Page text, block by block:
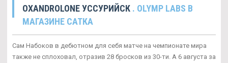
OXANDROLONE УССУРИЙСК . OLYMP LABS В
МАГАЗИНЕ САТКА
Сам Набоков в дебютном для себя матче на чемпионате мира
также не сплоховал, отразив 28 бросков из 30-ти. А 6 августа за